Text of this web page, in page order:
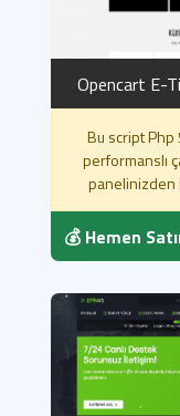
Opencart E-
Bu script
performanslı
panelinizden
💰 Hemen